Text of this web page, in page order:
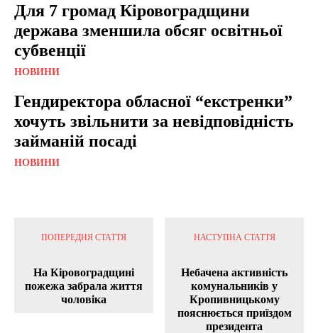
Для 7 громад Кіровоградщини
держава зменшила обсяг освітньої
субвенції
НОВИНИ
Гендиректора обласної “екстренки”
хочуть звільнити за невідповідність
займаній посаді
НОВИНИ
ПОПЕРЕДНЯ СТАТТЯ
На Кіровоградщині
пожежа забрала життя
чоловіка
НАСТУПНА СТАТТЯ
Небачена активність
комунальників у
Кропивницькому
пояснюється приїздом
президента